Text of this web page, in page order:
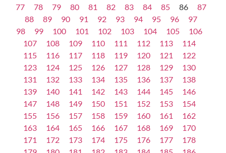
77
78 79 80 81 82 83 84 85 86
87
88
89 90 91 92 93 94 95 96
97
98
99 100 101 102 103 104 105
106
107
108 109 110 111 112 113
114
115
116 117 118 119 120 121
122
123
124 125 126 127 128 129
130
131
132 133 134 135 136 137
138
139
140 141 142 143 144 145
146
147
148 149 150 151 152 153
154
155
156 157 158 159 160 161
162
163
164 165 166 167 168 169
170
171
172 173 174 175 176 177
178